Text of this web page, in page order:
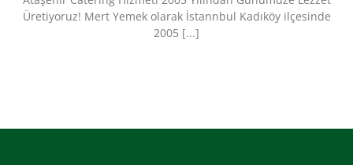
Üretiyoruz!​ Mert Yemek olarak İstannbul Kadıköy ilçesinde
2005 [...]